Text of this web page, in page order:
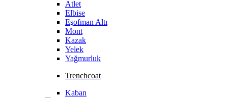
Atlet
Elbise
Eşofman Altı
Mont
Kazak
Yelek
Yağmurluk
Trenchcoat
Kaban